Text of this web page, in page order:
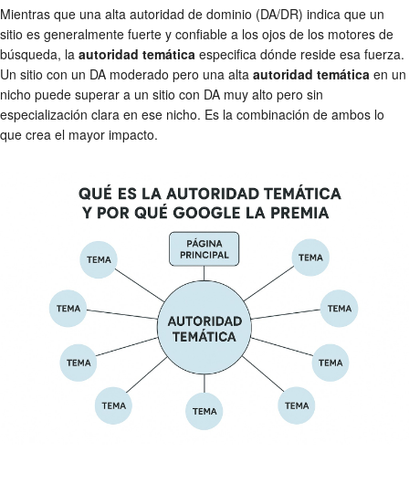
Mientras que una alta autoridad de dominio (DA/DR) indica que un
sitio es generalmente fuerte y confiable a los ojos de los motores de
búsqueda, la autoridad temática especifica dónde reside esa fuerza.
Un sitio con un DA moderado pero una alta autoridad temática en un
nicho puede superar a un sitio con DA muy alto pero sin
especialización clara en ese nicho. Es la combinación de ambos lo
que crea el mayor impacto.